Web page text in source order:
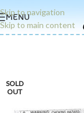
Skip to navigation
Skip to main content
MENU
SOLD
OUT